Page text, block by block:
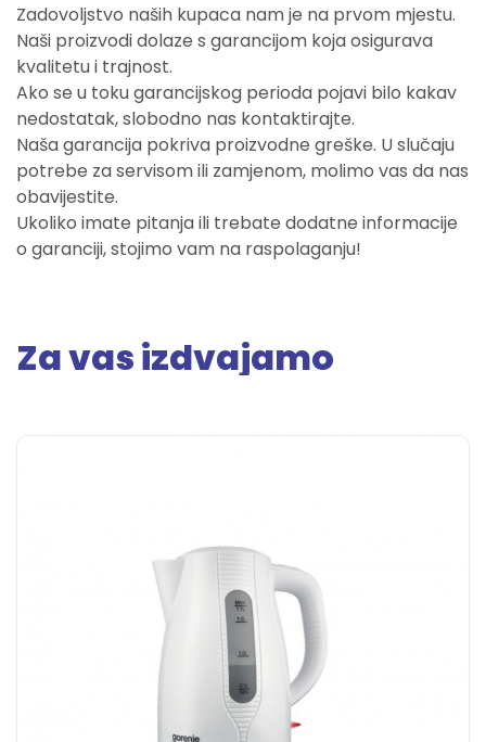
Zadovoljstvo naših kupaca nam je na prvom mjestu.
Naši proizvodi dolaze s garancijom koja osigurava
kvalitetu i trajnost.
Ako se u toku garancijskog perioda pojavi bilo kakav
nedostatak, slobodno nas kontaktirajte.
Naša garancija pokriva proizvodne greške. U slučaju
potrebe za servisom ili zamjenom, molimo vas da nas
obavijestite.
Ukoliko imate pitanja ili trebate dodatne informacije
o garanciji, stojimo vam na raspolaganju!
Za vas izdvajamo